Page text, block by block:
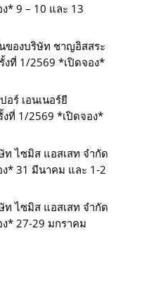
* 9 – 10 และ 13
ของบริษัท ชาญอิสสระ
งที่ 1/2569 *เปิดจอง*
ร์ เอนเนอร์ยี
งที่ 1/2569 *เปิดจอง*
ท ไซมิส แอสเสท จำกัด
* 31 มีนาคม และ 1-2
ท ไซมิส แอสเสท จำกัด
* 27-29 มกราคม